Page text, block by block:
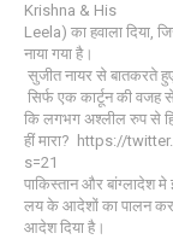
Krishna & His
Leela) का हवाला दिया,
नाया गया है।
सुजीत नायर से बातकरते
सिर्फ एक कार्टून की वजह
कि लगभग अश्लील रुप से
हीं मारा? https://twitter.com/snshriraj/status/1278688743445028864?
s=21
पाकिस्तान और बांग्लादेश मे
लय के आदेशों का पालन
आदेश दिया है।